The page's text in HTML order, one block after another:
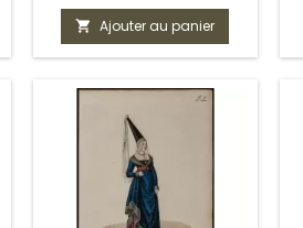
 Ajouter au panier